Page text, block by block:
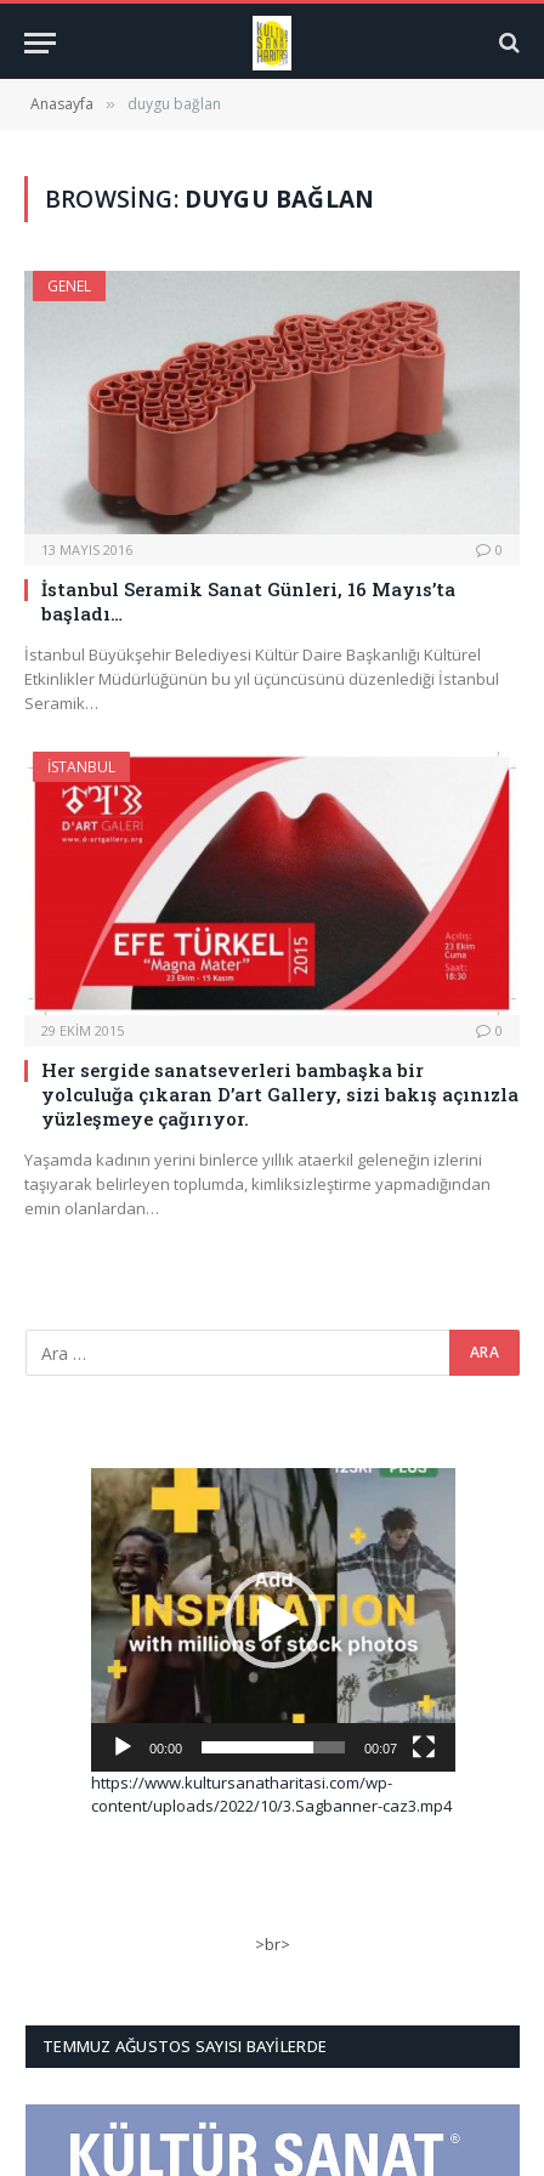
Anasayfa » duygu bağlan
BROWSING: DUYGU BAĞLAN
GENEL
13 MAYIS 2016 0
İstanbul Seramik Sanat Günleri, 16 Mayıs’ta
başladı…
İstanbul Büyükşehir Belediyesi Kültür Daire Başkanlığı Kültürel
Etkinlikler Müdürlüğünün bu yıl üçüncüsünü düzenlediği İstanbul
Seramik…
İSTANBUL
29 EKIM 2015 0
Her sergide sanatseverleri bambaşka bir
yolculuğa çıkaran D’art Gallery, sizi bakış açınızla
yüzleşmeye çağırıyor.
Yaşamda kadının yerini binlerce yıllık ataerkil geleneğin izlerini
taşıyarak belirleyen toplumda, kimliksizleştirme yapmadığından
emin olanlardan…
Video
oynatıcı
00:00 00:07
https://www.kultursanatharitasi.com/wp-
content/uploads/2022/10/3.Sagbanner-caz3.mp4
>br>
TEMMUZ AĞUSTOS SAYISI BAYILERDE